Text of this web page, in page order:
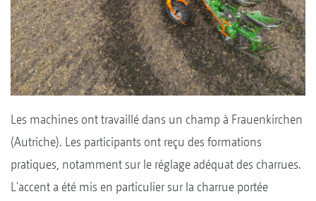
Les machines ont travaillé dans un champ à Frauenkirchen
(Autriche). Les participants ont reçu des formations
pratiques, notamment sur le réglage adéquat des charrues.
L'accent a été mis en particulier sur la charrue portée